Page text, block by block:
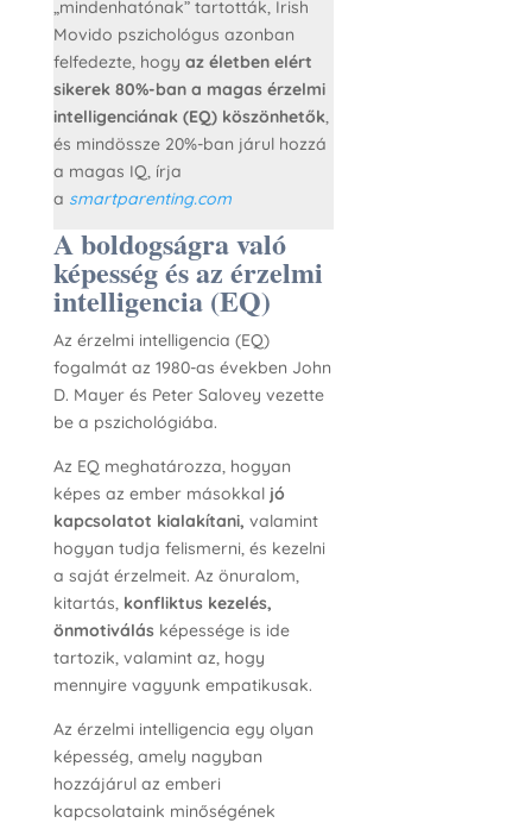
„mindenhatónak” tartották, Irish
Movido pszichológus azonban
felfedezte, hogy az életben elért
sikerek 80%-ban a magas érzelmi
intelligenciának (EQ) köszönhetők,
és mindössze 20%-ban járul hozzá
a magas IQ, írja
a smartparenting.com
A boldogságra való
képesség és az érzelmi
intelligencia (EQ)
Az érzelmi intelligencia (EQ)
fogalmát az 1980-as években John
D. Mayer és Peter Salovey vezette
be a pszichológiába.
Az EQ meghatározza, hogyan
képes az ember másokkal jó
kapcsolatot kialakítani, valamint
hogyan tudja felismerni, és kezelni
a saját érzelmeit. Az önuralom,
kitartás, konfliktus kezelés,
önmotiválás képessége is ide
tartozik, valamint az, hogy
mennyire vagyunk empatikusak.
Az érzelmi intelligencia egy olyan
képesség, amely nagyban
hozzájárul az emberi
kapcsolataink minőségének